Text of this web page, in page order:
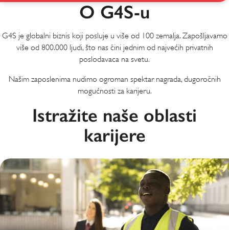
O G4S-u
G4S je globalni biznis koji posluje u više od 100 zemalja. Zapošljavamo
više od 800.000 ljudi, što nas čini jednim od najvećih privatnih
poslodavaca na svetu.
Našim zaposlenima nudimo ogroman spektar nagrada, dugoročnih
mogućnosti za karijeru.
Istražite naše oblasti
karijere